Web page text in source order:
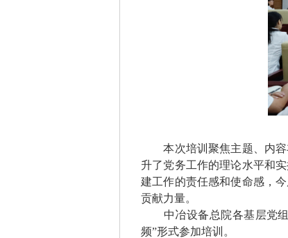
本次培训聚焦主题、内
升了党务工作的理论水平和
建工作的责任感和使命感，
贡献力量。
中冶设备总院各基层党
频”形式参加培训。